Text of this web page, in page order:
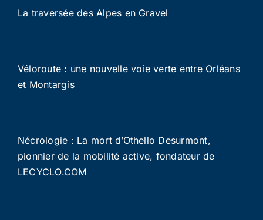
La traversée des Alpes en Gravel
Véloroute : une nouvelle voie verte entre Orléans
et Montargis
Nécrologie : La mort d’Othello Desurmont,
pionnier de la mobilité active, fondateur de
LECYCLO.COM